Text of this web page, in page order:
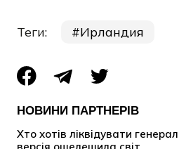
Теги: Ирландия